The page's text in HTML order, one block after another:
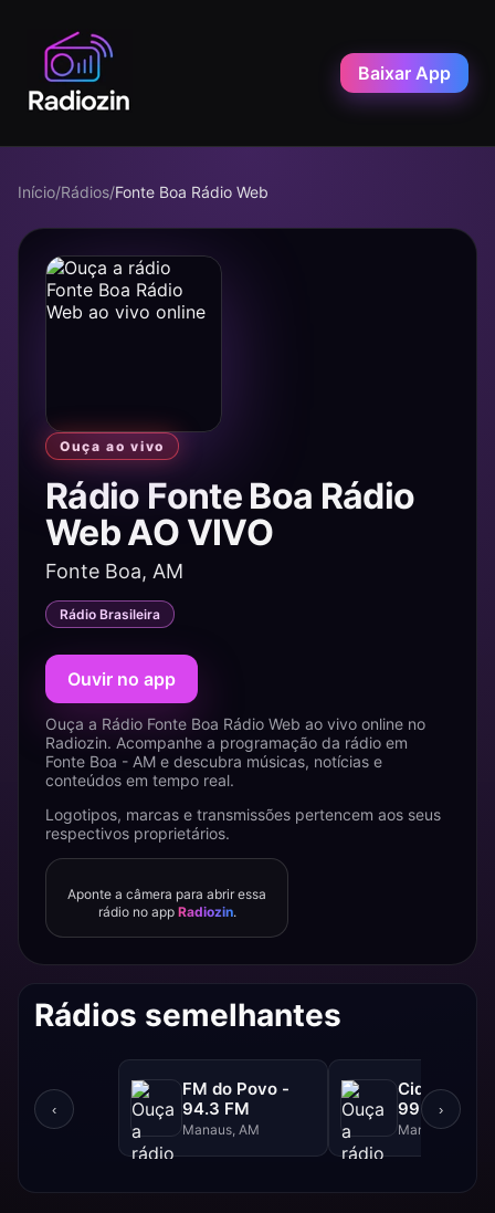
Baixar App
Início/Rádios/Fonte Boa Rádio Web
Ouça ao vivo
Rádio Fonte Boa Rádio
Web AO VIVO
Fonte Boa, AM
Rádio Brasileira
Ouvir no app
Ouça a Rádio Fonte Boa Rádio Web ao vivo online no
Radiozin. Acompanhe a programação da rádio em
Fonte Boa - AM e descubra músicas, notícias e
conteúdos em tempo real.
Logotipos, marcas e transmissões pertencem aos seus
respectivos proprietários.
Aponte a câmera para abrir essa
rádio no app Radiozin.
Rádios semelhantes
‹
FM do Povo -
94.3 FM
Manaus, AM
Cidade FM -
99.3 FM
Manaus, AM
›